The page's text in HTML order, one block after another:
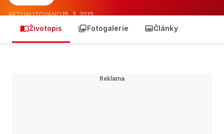
AKTUALIZOVÁNO25. 3. 2015
Životopis Fotogalerie Články